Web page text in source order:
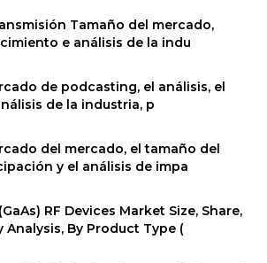
Tamaño del mercado,
e análisis de la indu
de podcasting, el análisis, el
de la industria, p
del mercado, el tamaño del
y el análisis de impa
RF Devices Market Size, Share,
Analysis, By Product Type (